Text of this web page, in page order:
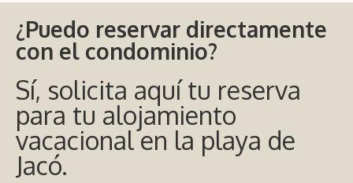
¿Puedo reservar directamente
con el condominio?
Sí, solicita aquí tu reserva
para tu alojamiento
vacacional en la playa de
Jacó.